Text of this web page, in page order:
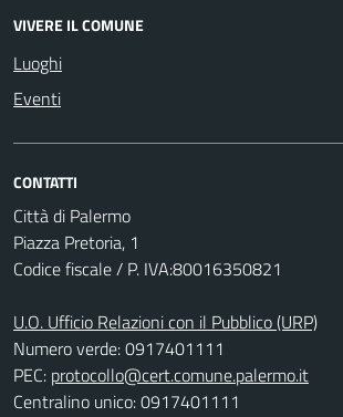
VIVERE IL COMUNE
Luoghi
Eventi
CONTATTI
Città di Palermo
Piazza Pretoria, 1
Codice fiscale / P. IVA:80016350821
U.O. Ufficio Relazioni con il Pubblico (URP)
Numero verde: 0917401111
PEC: protocollo@cert.comune.palermo.it
Centralino unico: 0917401111